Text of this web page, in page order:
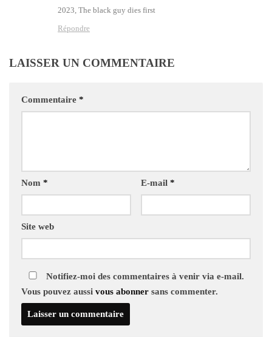
2023, The black guy dies first
Répondre
LAISSER UN COMMENTAIRE
Commentaire *
Nom * E-mail *
Site web
Notifiez-moi des commentaires à venir via e-mail.
Vous pouvez aussi vous abonner sans commenter.